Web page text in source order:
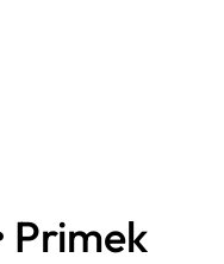
Primek